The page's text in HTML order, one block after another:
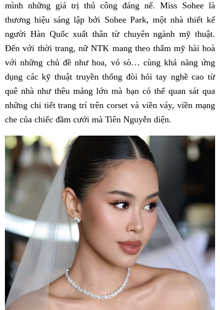
mình những giá trị thủ công đáng nể. Miss Sohee là
thương hiệu sáng lập bởi Sohee Park, một nhà thiết kế
người Hàn Quốc xuất thân từ chuyên ngành mỹ thuật.
Đến với thời trang, nữ NTK mang theo thẩm mỹ hài hoà
với những chủ đề như hoa, vỏ sò… cùng khả năng ứng
dụng các kỹ thuật truyền thống đòi hỏi tay nghề cao từ
quê nhà như thêu mảng lớn mà bạn có thể quan sát qua
những chi tiết trang trí trên corset và viền váy, viền mạng
che của chiếc đầm cưới mà Tiên Nguyễn diện.